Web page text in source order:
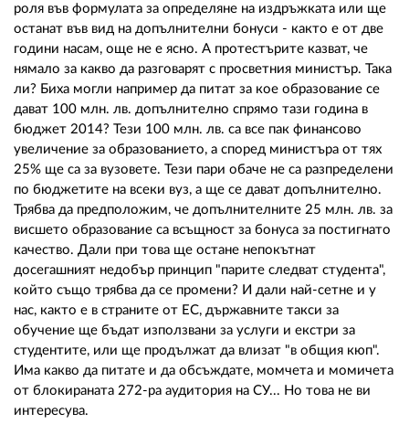
роля във формулата за определяне на издръжката или ще
останат във вид на допълнителни бонуси - както е от две
години насам, още не е ясно. А протестърите казват, че
нямало за какво да разговарят с просветния министър. Така
ли? Биха могли например да питат за кое образование се
дават 100 млн. лв. допълнително спрямо тази година в
бюджет 2014? Тези 100 млн. лв. са все пак финансово
увеличение за образованието, а според министъра от тях
25% ще са за вузовете. Тези пари обаче не са разпределени
по бюджетите на всеки вуз, а ще се дават допълнително.
Трябва да предположим, че допълнителните 25 млн. лв. за
висшето образование са всъщност за бонуса за постигнато
качество. Дали при това ще остане непокътнат
досегашният недобър принцип "парите следват студента",
който също трябва да се промени? И дали най-сетне и у
нас, както е в страните от ЕС, държавните такси за
обучение ще бъдат използвани за услуги и екстри за
студентите, или ще продължат да влизат "в общия кюп".
Има какво да питате и да обсъждате, момчета и момичета
от блокираната 272-ра аудитория на СУ... Но това не ви
интересува.